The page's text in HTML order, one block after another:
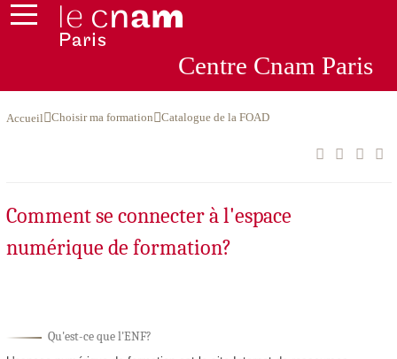
Centre Cnam Paris
Accueil Choisir ma formation Catalogue de la FOAD
Comment se connecter à l'espace
numérique de formation?
Qu'est-ce que l'ENF?